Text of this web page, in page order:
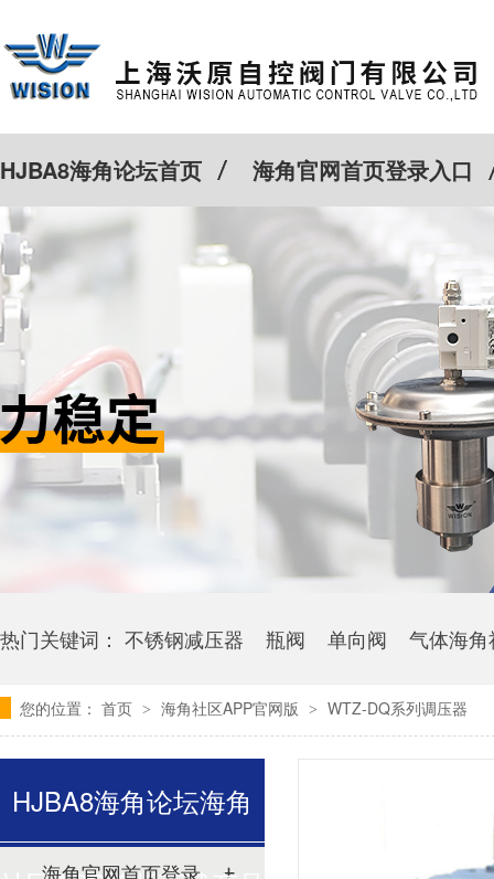
HJBA8海角论坛首页 海角官网首页登录入口
特殊定制 客户案例 Cv计算器
热门关键词： 不锈钢减压器 瓶阀 单向阀 气体海
您的位置： 首页 > 海角社区APP官网版 > WTZ-DQ系列调压器
HJBA8海角论坛海角
海角官网首页登录入口